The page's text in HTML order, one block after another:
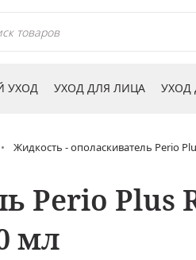
УХОД УХОД ДЛЯ ЛИЦА УХОД
Жидкость - ополаскиватель Perio
Perio Plus
мл